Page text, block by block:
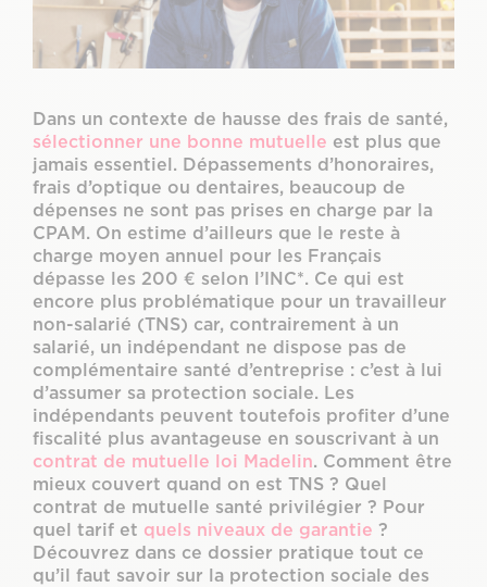
Combien coûte une bonne mutuelle TNS ?
Cas particulier d’un dirigeant d’entreprise
employant des salariés
Travailleur non salarié : pensez aussi au
contrat de prévoyance
Dans un contexte de hausse des frais de santé,
sélectionner une bonne mutuelle est plus que
jamais essentiel. Dépassements d’honoraires,
frais d’optique ou dentaires, beaucoup de
dépenses ne sont pas prises en charge par la
CPAM. On estime d’ailleurs que le reste à
charge moyen annuel pour les Français
dépasse les 200 € selon l’INC*. Ce qui est
encore plus problématique pour un travailleur
non-salarié (TNS) car, contrairement à un
salarié, un indépendant ne dispose pas de
complémentaire santé d’entreprise : c’est à lui
d’assumer sa protection sociale. Les
indépendants peuvent toutefois profiter d’une
fiscalité plus avantageuse en souscrivant à un
contrat de mutuelle loi Madelin. Comment être
mieux couvert quand on est TNS ? Quel
contrat de mutuelle santé privilégier ? Pour
quel tarif et quels niveaux de garantie ?
Découvrez dans ce dossier pratique tout ce
qu’il faut savoir sur la protection sociale des